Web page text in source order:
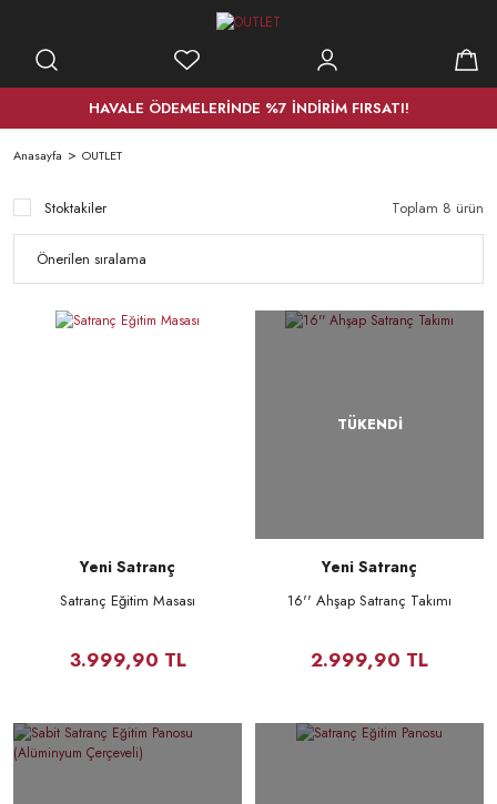
HAVALE ÖDEMELERİNDE %7 İNDİRİM FIRSATI!
Anasayfa OUTLET
Stoktakiler Toplam 8 ürün
Yeni Satranç
Satranç Eğitim Masası
3.999,90 TL
TÜKENDİ
Yeni Satranç
16'' Ahşap Satranç Takımı
2.999,90 TL